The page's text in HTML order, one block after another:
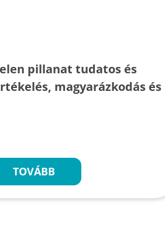
pillanat tudatos és
magyarázkodás és
TOVÁBB